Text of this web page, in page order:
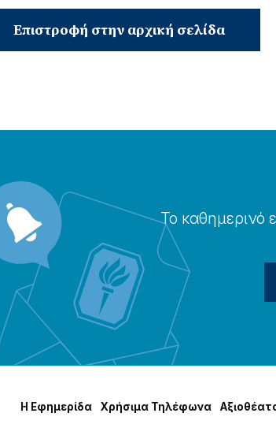
Επιστροφή στην αρχική σελίδα
Το καθημερɩνό
Η Εφημερίδα Χρήσɩμα Τηλέφωνα